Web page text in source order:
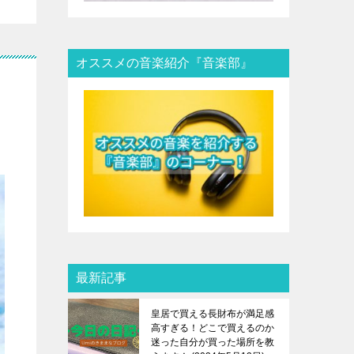
オススメの音楽紹介『音楽部』
最新記事
皇居で買える長財布が満足感
高すぎる！どこで買えるのか
迷った自分が買った場所を教